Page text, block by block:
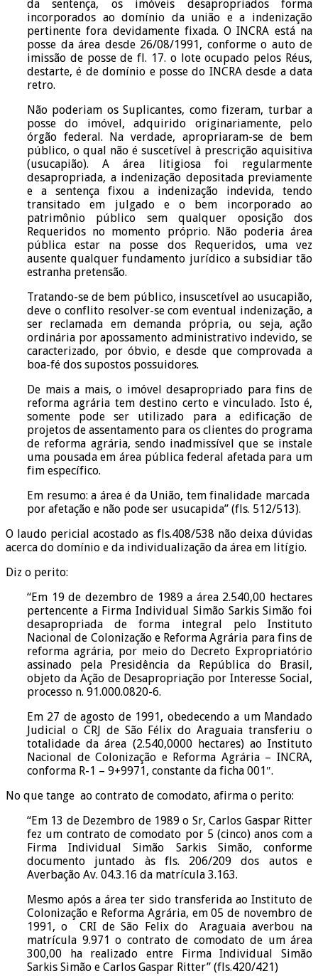
da sentença, os imóveis desapropriados forma
incorporados ao domínio da união e a indenização
pertinente fora devidamente fixada. O INCRA está na
posse da área desde 26/08/1991, conforme o auto de
imissão de posse de fl. 17. o lote ocupado pelos Réus,
destarte, é de domínio e posse do INCRA desde a data
retro.
Não poderiam os Suplicantes, como fizeram, turbar a
posse do imóvel, adquirido originariamente, pelo
órgão federal. Na verdade, apropriaram-se de bem
público, o qual não é suscetível à prescrição aquisitiva
(usucapião). A área litigiosa foi regularmente
desapropriada, a indenização depositada previamente
e a sentença fixou a indenização indevida, tendo
transitado em julgado e o bem incorporado ao
patrimônio público sem qualquer oposição dos
Requeridos no momento próprio. Não poderia área
pública estar na posse dos Requeridos, uma vez
ausente qualquer fundamento jurídico a subsidiar tão
estranha pretensão.
Tratando-se de bem público, insuscetível ao usucapião,
deve o conflito resolver-se com eventual indenização, a
ser reclamada em demanda própria, ou seja, ação
ordinária por apossamento administrativo indevido, se
caracterizado, por óbvio, e desde que comprovada a
boa-fé dos supostos possuidores.
De mais a mais, o imóvel desapropriado para fins de
reforma agrária tem destino certo e vinculado. Isto é,
somente pode ser utilizado para a edificação de
projetos de assentamento para os clientes do programa
de reforma agrária, sendo inadmissível que se instale
uma pousada em área pública federal afetada para um
fim específico.
Em resumo: a área é da União, tem finalidade marcada
por afetação e não pode ser usucapida” (fls. 512/513).
O laudo pericial acostado as fls.408/538 não deixa dúvidas
acerca do domínio e da individualização da área em litígio.
Diz o perito:
“Em 19 de dezembro de 1989 a área 2.540,00 hectares
pertencente a Firma Individual Simão Sarkis Simão foi
desapropriada de forma integral pelo Instituto
Nacional de Colonização e Reforma Agrária para fins de
reforma agrária, por meio do Decreto Expropriatório
assinado pela Presidência da República do Brasil,
objeto da Ação de Desapropriação por Interesse Social,
processo n. 91.000.0820-6.
Em 27 de agosto de 1991, obedecendo a um Mandado
Judicial o CRJ de São Félix do Araguaia transferiu o
totalidade da área (2.540,0000 hectares) ao Instituto
Nacional de Colonização e Reforma Agrária – INCRA,
conforma R-1 – 9+9971, constante da ficha 001″.
No que tange ao contrato de comodato, afirma o perito:
“Em 13 de Dezembro de 1989 o Sr, Carlos Gaspar Ritter
fez um contrato de comodato por 5 (cinco) anos com a
Firma Individual Simão Sarkis Simão, conforme
documento juntado às fls. 206/209 dos autos e
Averbação Av. 04.3.16 da matrícula 3.163.
Mesmo após a área ter sido transferida ao Instituto de
Colonização e Reforma Agrária, em 05 de novembro de
1991, o CRI de São Felix do Araguaia averbou na
matrícula 9.971 o contrato de comodato de um área
300,00 ha realizado entre Firma Individual Simão
Sarkis Simão e Carlos Gaspar Ritter” (fls.420/421)